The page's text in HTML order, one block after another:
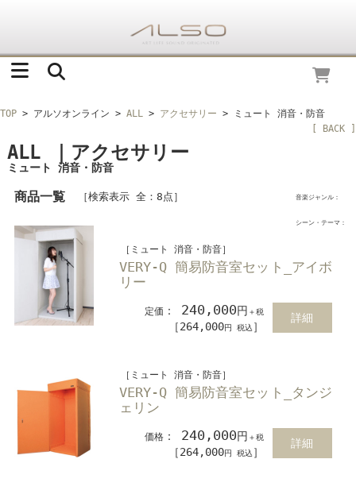
TOP > アルソオンライン > ALL > アクセサリー > ミュート 消音・防音
[ BACK ]
ALL ｜アクセサリー
ミュート 消音・防音
音楽ジャンル：
シーン・テーマ：
商品一覧 ［検索表示 全：8点］
［ミュート 消音・防音］
VERY-Q 簡易防音室セット_アイボ
リー
定価 ： 240,000円 ＋税
［264,000円 税込 ］
詳細
［ミュート 消音・防音］
VERY-Q 簡易防音室セット_タンジ
ェリン
価格 ： 240,000円 ＋税
［264,000円 税込 ］
詳細